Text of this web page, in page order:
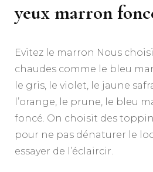
yeux marron
Evitez le marron Nous
chaudes comme le bleu
le gris, le violet, le jaune
l’orange, le prune, le bleu
foncé. On choisit des
pour ne pas dénaturer le
essayer de l’éclaircir.